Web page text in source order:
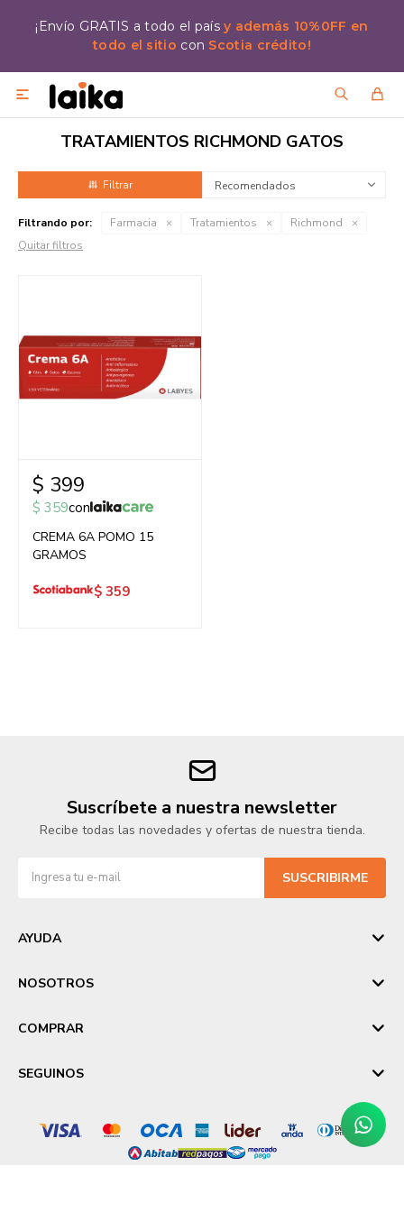
¡Envío GRATIS a todo el paísy además 10%0FF en
todo el sitio con Scotia crédito!

TRATAMIENTOS RICHMOND GATOS
Recomendados
Filtrando por: Farmacia Tratamientos
Richmond
Quitar filtros
$ 399
$ 359con
CREMA 6A POMO 15
GRAMOS
$ 359
Suscríbete a nuestra newsletter
Recibe todas las novedades y ofertas de nuestra tienda.
SUSCRIBIRME
AYUDA
NOSOTROS
COMPRAR
SEGUINOS